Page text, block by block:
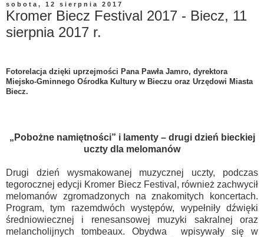
sobota, 12 sierpnia 2017
Kromer Biecz Festival 2017 - Biecz, 11
sierpnia 2017 r.
Fotorelacja dzięki uprzejmości Pana Pawła Jamro, dyrektora
Miejsko-Gminnego Ośrodka Kultury w Bieczu oraz Urzędowi Miasta
Biecz.
„Pobożne namiętności” i lamenty – drugi dzień bieckiej
uczty dla melomanów
Drugi dzień wysmakowanej muzycznej uczty, podczas
tegorocznej edycji Kromer Biecz Festival, również zachwycił
melomanów zgromadzonych na znakomitych koncertach.
Program, tym razemdwóch występów, wypełniły dźwięki
średniowiecznej i renesansowej muzyki sakralnej oraz
melancholijnych tombeaux. Obydwa wpisywały się w